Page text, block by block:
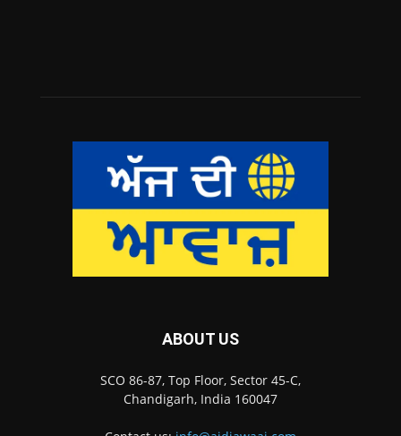
ABOUT US
SCO 86-87, Top Floor, Sector 45-C,
Chandigarh, India 160047